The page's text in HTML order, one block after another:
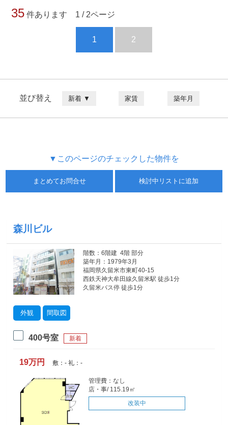
35 件あります 1 / 2ページ
1 2
並び替え 新着 ▼ 家賃 築年月
▼このページのチェックした物件を
まとめてお問合せ 検討中リストに追加
森川ビル
外観 間取図
階数：6階建 4階 部分
築年月：1979年3月
福岡県久留米市東町40-15
西鉄天神大牟田線久留米駅 徒歩1分
久留米バス停 徒歩1分
400号室 新着
19万円 敷：- 礼：-
管理費：なし
店・事/ 115.19㎡
改装中